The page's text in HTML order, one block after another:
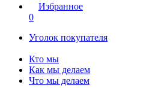
Избранное
0
Уголок покупателя
Кто мы
Как мы делаем
Что мы делаем